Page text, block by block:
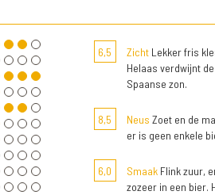
6,5 ZichtLekker fris
Helaas verdwijnt
Spaanse zon.
8,5 Neus Zoet en de
er is geen enkele
6,0 SmaakFlink zuur,
zozeer in een bier.